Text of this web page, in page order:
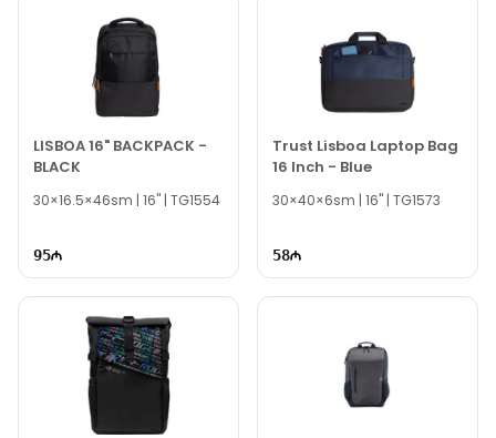
LISBOA 16" BACKPACK -
BLACK
30×16.5×46sm | 16" | TG1554
95
Trust Lisboa Laptop Bag
16 Inch - Blue
30×40×6sm | 16" | TG1573
58